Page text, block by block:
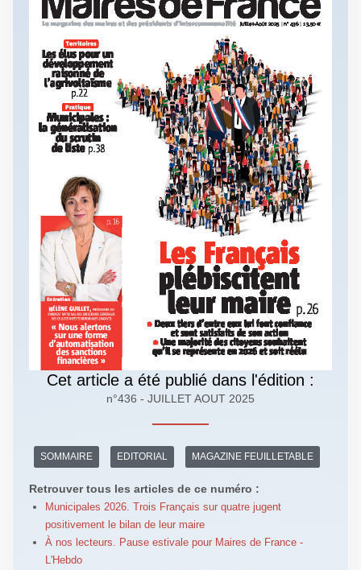
Cet article a été publié dans l'édition :
n°436 - JUILLET AOUT 2025
SOMMAIRE EDITORIAL MAGAZINE FEUILLETABLE
Retrouver tous les articles de ce numéro :
Municipales 2026. Trois Français sur quatre jugent
positivement le bilan de leur maire
À nos lecteurs. Pause estivale pour Maires de France -
L'Hebdo